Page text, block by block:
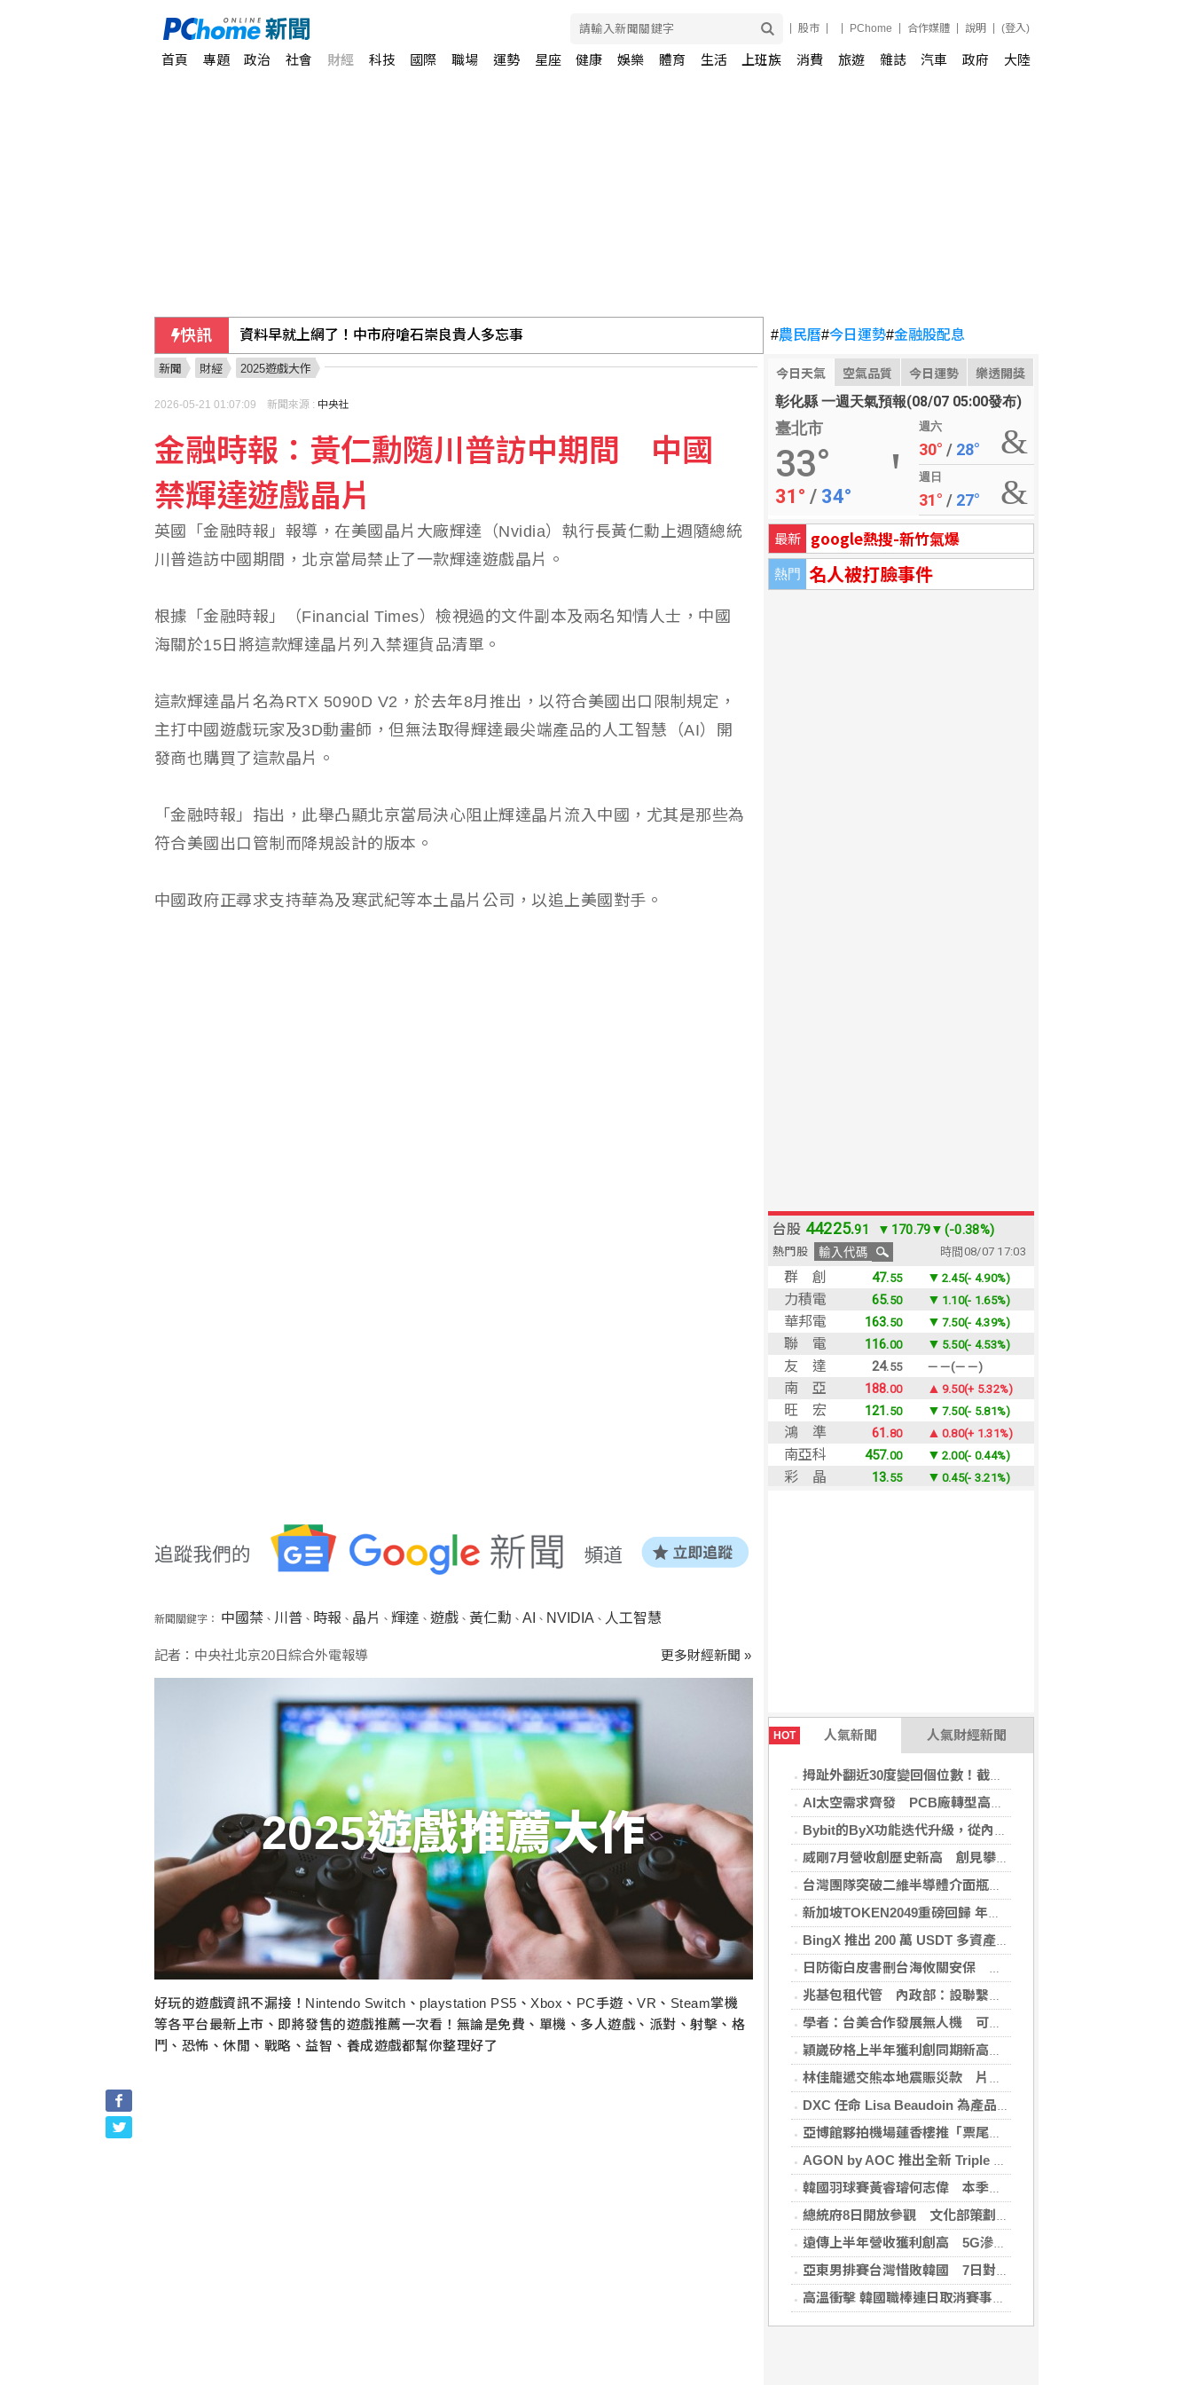
股市 PChome 合作媒體 說明 (登入)
首頁 專題 政治 社會 財經 科技 國際 職場 運勢 星座 健康 娛樂 體育 生活 上班族 消費 旅遊 雜誌 汽車 政府 大陸
快訊 香港記協改選 保安局長聲稱不可勾結外國勢力
台塑四寶營運展望 南亞樂觀看下半年更上層樓
資料早就上網了！中市府嗆石崇良貴人多忘事
#農民曆#今日運勢#金融股配息
今日天氣 空氣品質 今日運勢 樂透開獎
彰化縣 一週天氣預報(08/07 05:00發布)
臺北市
33°
31° / 34°
週六
30° / 28°
週日
31° / 27°
最新 google熱搜-新竹氣爆
熱門 名人被打臉事件
HOT 人氣新聞 人氣財經新聞
拇趾外翻近30度變回個位數！截骨矯正助重返登山活動
AI太空需求齊發 PCB廠轉型高階產品迎收成
Bybit的ByX功能迭代升級，從內容平台全面進化為社交交易樞紐，新增多項特色功能
威剛7月營收創歷史新高 創見攀同期高點
台灣團隊突破二維半導體介面瓶頸 成果登國際頂尖期刊
新加坡TOKEN2049重磅回歸 年度行業頂級盛會再度啟幕
BingX 推出 200 萬 USDT 多資產交易活動，聚焦當前最受關注的市場趨勢
日防衛白皮書刪台海攸關安保 學者：未淡化中國威脅論述
兆基包租代管 內政部：設聯繫諮詢窗口統一受理
學者：台美合作發展無人機 可降對中依賴強化嚇阻
穎崴矽格上半年獲利創同期新高 AI先進製程需求帶動
林佳龍遞交熊本地震賑災款 片山和之：患難見真情
DXC 任命 Lisa Beaudoin 為產品總監，以加速產品導向型增長
亞博館夥拍機場蓮香樓推「票尾優惠」
AGON by AOC 推出全新 Triple Refresh Rate 電競顯示器
韓國羽球賽黃睿璿何志偉 本季首闖超級賽男雙8強
總統府8日開放參觀 文化部策劃科幻漫畫特展
遠傳上半年營收獲利創高 5G滲透率居電信業之冠
亞東男排賽台灣惜敗韓國 7日對戰日本拚4強
高溫衝擊 韓國職棒連日取消賽事、11日起晚間7時開打
新聞 財經 2025遊戲大作
2026-05-21 01:07:09 新聞來源 : 中央社
金融時報：黃仁勳隨川普訪中期間 中國
禁輝達遊戲晶片
英國「金融時報」報導，在美國晶片大廠輝達（Nvidia）執行長黃仁勳上週隨總統
川普造訪中國期間，北京當局禁止了一款輝達遊戲晶片。
根據「金融時報」（Financial Times）檢視過的文件副本及兩名知情人士，中國
海關於15日將這款輝達晶片列入禁運貨品清單。
這款輝達晶片名為RTX 5090D V2，於去年8月推出，以符合美國出口限制規定，
主打中國遊戲玩家及3D動畫師，但無法取得輝達最尖端產品的人工智慧（AI）開
發商也購買了這款晶片。
「金融時報」指出，此舉凸顯北京當局決心阻止輝達晶片流入中國，尤其是那些為
符合美國出口管制而降規設計的版本。
中國政府正尋求支持華為及寒武紀等本土晶片公司，以追上美國對手。
新聞關鍵字： 中國禁 、 川普、 時報 、 晶片 、 輝達 、 遊戲、 黃仁勳 、 AI 、 NVIDIA、 人工智慧
記者：中央社北京20日綜合外電報導 更多財經新聞 »
2025遊戲推薦大作
好玩的遊戲資訊不漏接！Nintendo Switch、playstation PS5、Xbox、PC手遊、VR、Steam掌機
等各平台最新上市、即將發售的遊戲推薦一次看！無論是免費、單機、多人遊戲、派對、射擊、格
鬥、恐怖、休閒、戰略、益智、養成遊戲都幫你整理好了